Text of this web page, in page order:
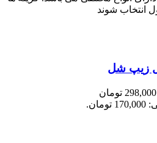
شوند
قیمت اصلی: 298,000 تومان